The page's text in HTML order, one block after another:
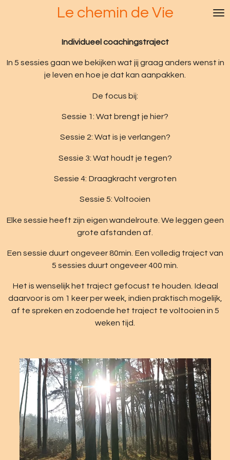
hoofdinhoud
Le chemin de Vie
Individueel coachingstraject
In 5 sessies gaan we bekijken wat jij graag anders wenst in
je leven en hoe je dat kan aanpakken.
De focus bij:
Sessie 1: Wat brengt je hier?
Sessie 2: Wat is je verlangen?
Sessie 3: Wat houdt je tegen?
Sessie 4: Draagkracht vergroten
Sessie 5: Voltooien
Elke sessie heeft zijn eigen wandelroute. We leggen geen
grote afstanden af.
Een sessie duurt ongeveer 80min. Een volledig traject van
5 sessies duurt ongeveer 400 min.
Het is wenselijk het traject gefocust te houden. Ideaal
daarvoor is om 1 keer per week, indien praktisch mogelijk,
af te spreken en zodoende het traject te voltooien in 5
weken tijd.